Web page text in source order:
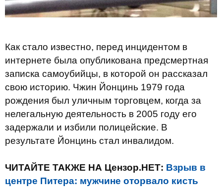
Как стало известно, перед инцидентом в
интернете была опубликована предсмертная
записка самоубийцы, в которой он рассказал
свою историю. Чжин Йонцинь 1979 года
рождения был уличным торговцем, когда за
нелегальную деятельность в 2005 году его
задержали и избили полицейские. В
результате Йонцинь стал инвалидом.
ЧИТАЙТЕ ТАКЖЕ НА Цензор.НЕТ: Взрыв в
центре Питера: мужчине оторвало кисть